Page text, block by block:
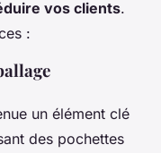
vos clients.
:
un élément clé
des pochettes